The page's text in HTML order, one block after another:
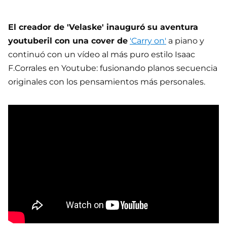
El creador de 'Velaske' inauguró su aventura
youtuberil con una cover de 'Carry on' a piano y
continuó con un vídeo al más puro estilo Isaac
F.Corrales en Youtube: fusionando planos secuencia
originales con los pensamientos más personales.